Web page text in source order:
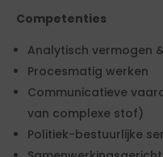
Competenties
Analytisch vermogen
Procesmatig werken
Communicatieve
van complexe stof)
Politiek-bestuurlijke